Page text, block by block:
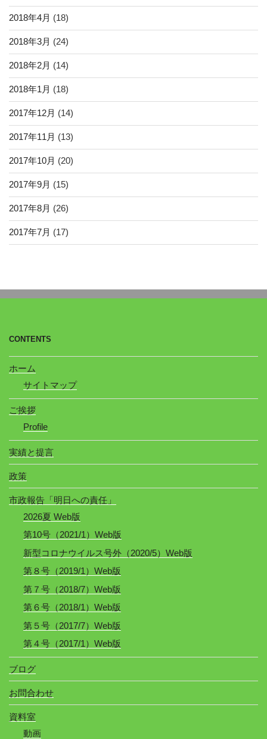
2018年4月 (18)
2018年3月 (24)
2018年2月 (14)
2018年1月 (18)
2017年12月 (14)
2017年11月 (13)
2017年10月 (20)
2017年9月 (15)
2017年8月 (26)
2017年7月 (17)
CONTENTS
ホーム
サイトマップ
ご挨拶
Profile
実績と提言
政策
市政報告「明日への責任」
2026夏 Web版
第10号（2021/1）Web版
新型コロナウイルス号外（2020/5）Web版
第８号（2019/1）Web版
第７号（2018/7）Web版
第６号（2018/1）Web版
第５号（2017/7）Web版
第４号（2017/1）Web版
ブログ
お問合わせ
資料室
動画